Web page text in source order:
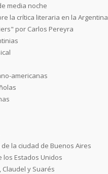
media noche
la crítica literaria en la Argentina
por Carlos Pereyra
americanas
la ciudad de Buenos Aires
los Estados Unidos
Claudel y Suarés